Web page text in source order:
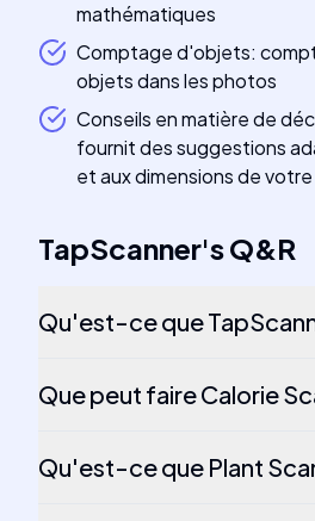
mathématiques
Comptage d'objets:
objets dans les photos
Conseils en matière de
fournit des suggestions
et aux dimensions de
TapScanner'sQ&R
Qu'est-ce que
Que peut faire Calorie
Qu'est-ce que Plant